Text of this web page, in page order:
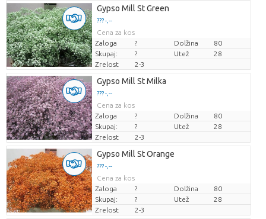
Gypso Mill St Green
??? -,--
Cena za kos
Zaloga
? Dolžina
80
Skupaj:
? Utež
28
Zrelost
2-3
Gypso Mill St Milka
??? -,--
Cena za kos
Zaloga
? Dolžina
80
Skupaj:
? Utež
28
Zrelost
2-3
Gypso Mill St Orange
??? -,--
Cena za kos
Zaloga
? Dolžina
80
Skupaj:
? Utež
28
Zrelost
2-3